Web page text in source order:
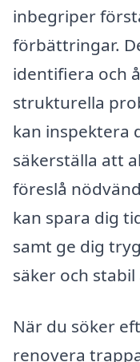
inbegriper
förbättringar.
identifiera och
strukturella
kan inspektera
säkerställa att
föreslå
kan spara dig
samt ge dig
säker och
När du söker
renovera